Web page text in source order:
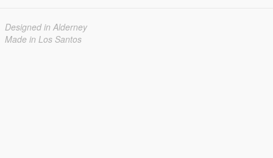
Designed in Alderney
Made in Los Santos